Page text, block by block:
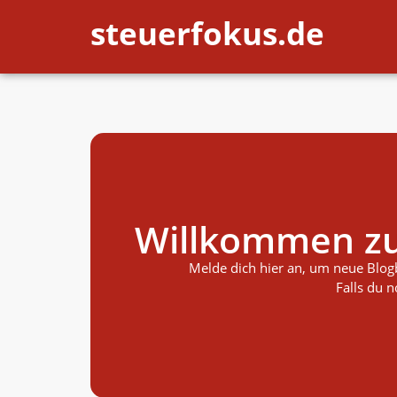
steuerfokus.de
Willkommen
Melde dich hier an, um neue
Falls du